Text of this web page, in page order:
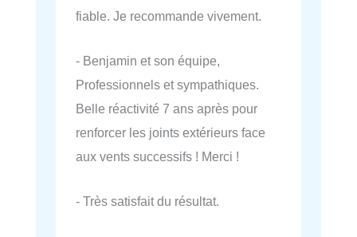
fiable. Je recommande vivement.
- Benjamin et son équipe,
Professionnels et sympathiques.
Belle réactivité 7 ans après pour
renforcer les joints extérieurs face
aux vents successifs ! Merci !
- Très satisfait du résultat.